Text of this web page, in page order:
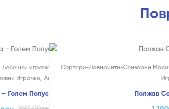
Бебешки играчки Едукативни и Креативни,
Играчки, Автомобилчиња
Голем Попуст (само online)
Сортери-Лавиринти-Сензорни
Полжав